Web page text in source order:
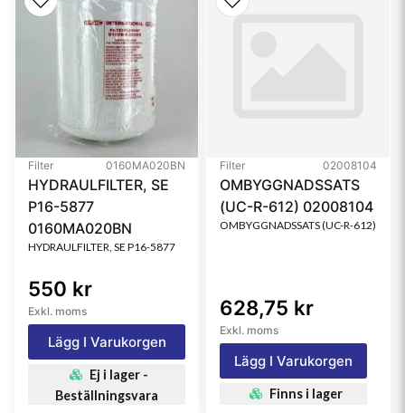
Filter 0160MA020BN
HYDRAULFILTER, SE
P16-5877
0160MA020BN
HYDRAULFILTER, SE P16-5877
550 kr
Exkl. moms
Lägg I Varukorgen
Ej i lager -
Beställningsvara
Filter 02008104
OMBYGGNADSSATS
(UC-R-612) 02008104
OMBYGGNADSSATS (UC-R-612)
628,75 kr
Exkl. moms
Lägg I Varukorgen
Finns i lager